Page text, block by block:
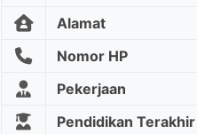
Alamat
Nomor HP
Pekerjaan
Pendidikan Terakhir